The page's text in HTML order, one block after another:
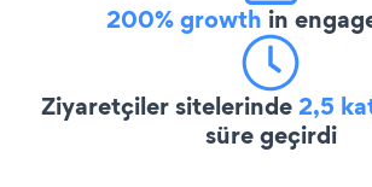
200% growth in
Ziyaretçiler sitelerinde2,5
süre geçirdi